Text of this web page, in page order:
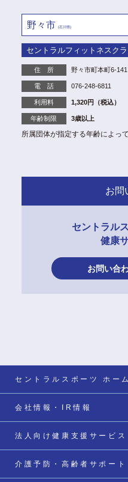
野々市 (石川県)
セントラルフィットネスク
住 所 野々市町本町6-141
電 話 076-248-6811
利用料 1,320円（税込）
年齢制限 3歳以上
所属団体が指定する年齢によっ
お問
セントラル
健康
お問い合
セントラルスポーツ ホーム
会社情報・IR情報
法人向け健康支援サービス
介護予防・高齢者サポート